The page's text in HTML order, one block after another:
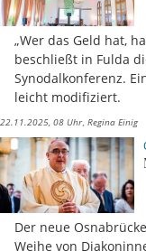
„Wer das Geld hat,
beschließt in Fulda
Synodalkonferenz.
leicht modifiziert.
22.11.2025, 08 Uhr Regina Einig
Der neue
Weihe von